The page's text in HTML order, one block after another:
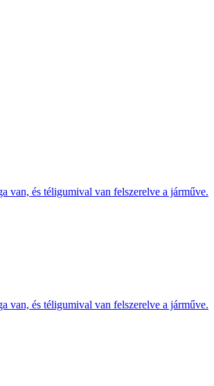
van, és téligumival van felszerelve a járműve.
van, és téligumival van felszerelve a járműve.